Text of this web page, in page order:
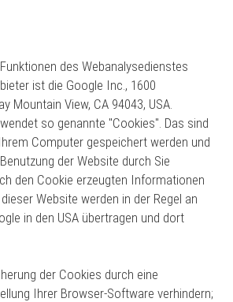
des Webanalysedienstes
ist die Google Inc., 1600
Mountain View, CA 94043, USA.
so genannte "Cookies". Das sind
Computer gespeichert werden und
der Website durch Sie
den Cookie erzeugten Informationen
Website werden in der Regel an
in den USA übertragen und dort
der Cookies durch eine
Ihrer Browser-Software verhindern;